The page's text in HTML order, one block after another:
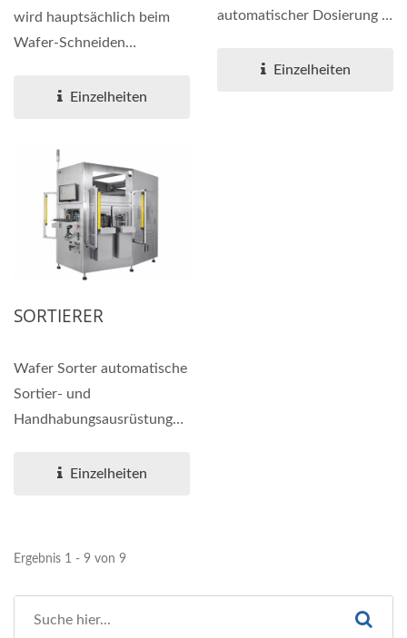
wird hauptsächlich beim
Wafer-Schneiden
äußeren...Einzelheiten
automatischer Dosierung +
Montagefunktion
Einzelheiten
SORTIERER
Wafer Sorter automatische
Sortier- und
Handhabungsausrüstung
verwendet....Einzelheiten
Ergebnis 1 - 9 von 9